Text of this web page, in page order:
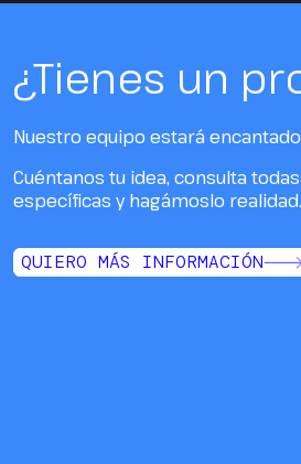
¿Tienes un
Nuestro equipo estará
Cuéntanos tu idea, consulta
específicas y hagámoslo realidad.
QUIERO MÁS INFORMACIÓN